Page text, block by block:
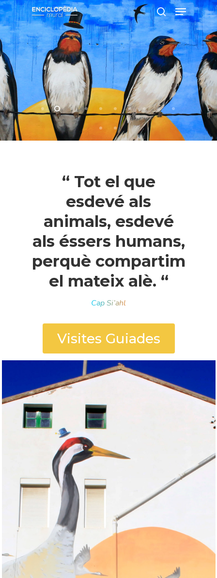
Pressiona intró per a cercar o ESC per
a tancar
“ Tot el que
esdevé als
animals, esdevé
als éssers humans,
perquè compartim
el mateix alè. “
Cap Si’ahl
Visites Guiades